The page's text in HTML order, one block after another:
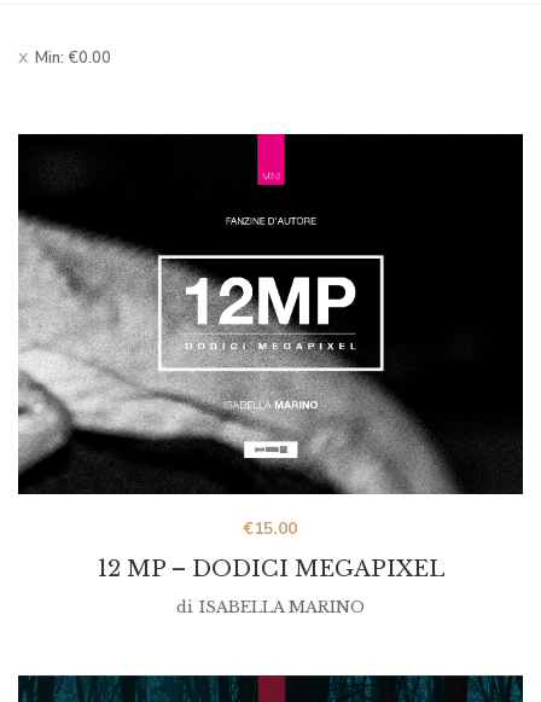
Min: €0.00
12 MP – DODICI MEGAPIXEL
€15.00
di ISABELLA MARINO